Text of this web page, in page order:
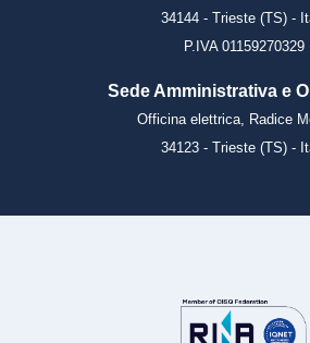
34144 - Trieste (TS) -
P.IVA 01159270329
Sede Amministrativa e
Officina elettrica, Radice
34123 - Trieste (TS) -